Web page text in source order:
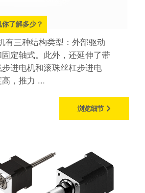
了解多少？
有三种结构类型：外部驱动
定轴式。此外，还延伸了带
进电机和滚珠丝杠步进电
，推力 ...
浏览细节